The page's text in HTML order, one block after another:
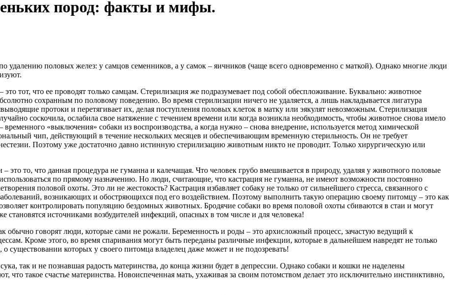
пород: факты и мифы.
удалению половых желез: у самцов семенников, а у самок – яичников (чаще всего одновременно с маткой). Однако многие люди
это тот, что ее проводят только самцам. Стерилизация же подразумевает под собой обеспложивание. Буквально: животное
сохранным по половому поведению. Во время стерилизации ничего не удаляется, а лишь накладывается лигатура
протоки и перетягивает их, делая поступления половых клеток в матку или эякулят невозможным. Стерилизация
соскочила, ослабила свое натяжение с течением времени или когда возникла необходимость, чтобы животное снова имело
«выключения» собаки из воспроизводства, а когда нужно – снова внедрение, используется метод химической
чип, действующий в течение нескольких месяцев и обеспечивающим временную стерильность. Он не требует
Поэтому уже достаточно давно истинную стерилизацию животным никто не проводит. Только хирургическую или
– это то, что данная процедура не гуманна и калечащая. Что человек грубо вмешивается в природу, удаляя у животного половые
по прямому назначению. Но люди, считающие, что кастрация не гуманна, не имеют возможности постоянно
половой охоты. Это ли не жестокость? Кастрация избавляет собаку не только от сильнейшего стресса, связанного с
возникающих и обостряющихся под его воздействием. Поэтому выполнить такую операцию своему питомцу – это как
контролировать популяцию бездомных животных. Бродячие собаки во время половой охоты сбиваются в стаи и могут
становятся источниками возбудителей инфекций, опасных в том числе и для человека!
обычно говорят люди, которые сами не рожали. Беременность и роды – это архисложный процесс, зачастую ведущий к
Кроме этого, во время спаривания могут быть переданы различные инфекции, которые в дальнейшем навредят не только
существовании которых у своего питомца владелец даже может и не подозревать!
так и не познавшая радость материнства, до конца жизни будет в депрессии. Однако собаки и кошки не наделены
такое счастье материнства. Новоиспеченная мать, ухаживая за своим потомством делает это исключительно инстинктивно,